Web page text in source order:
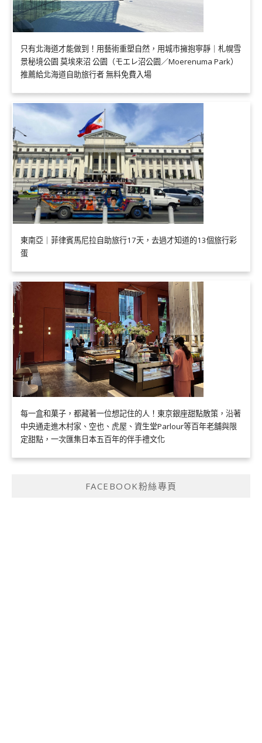
只有北海道才能做到！用藝術重塑自然，用城市擁抱寧靜｜札幌雪
景秘境公園 莫埃來沼 公園（モエレ沼公園／Moerenuma Park）
推薦給北海道自助旅行者 無料免費入場
東南亞｜菲律賓馬尼拉自助旅行17天，去過才知道的13個旅行彩
蛋
每一盒和菓子，都藏著一位想記住的人！東京銀座甜點散策，沿著
中央通走進木村家、空也、虎屋、資生堂Parlour等百年老舖與限
定甜點，一次匯集日本五百年的伴手禮文化
FACEBOOK粉絲專頁